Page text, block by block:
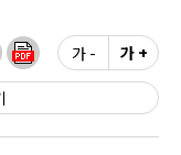
가 - 가 +